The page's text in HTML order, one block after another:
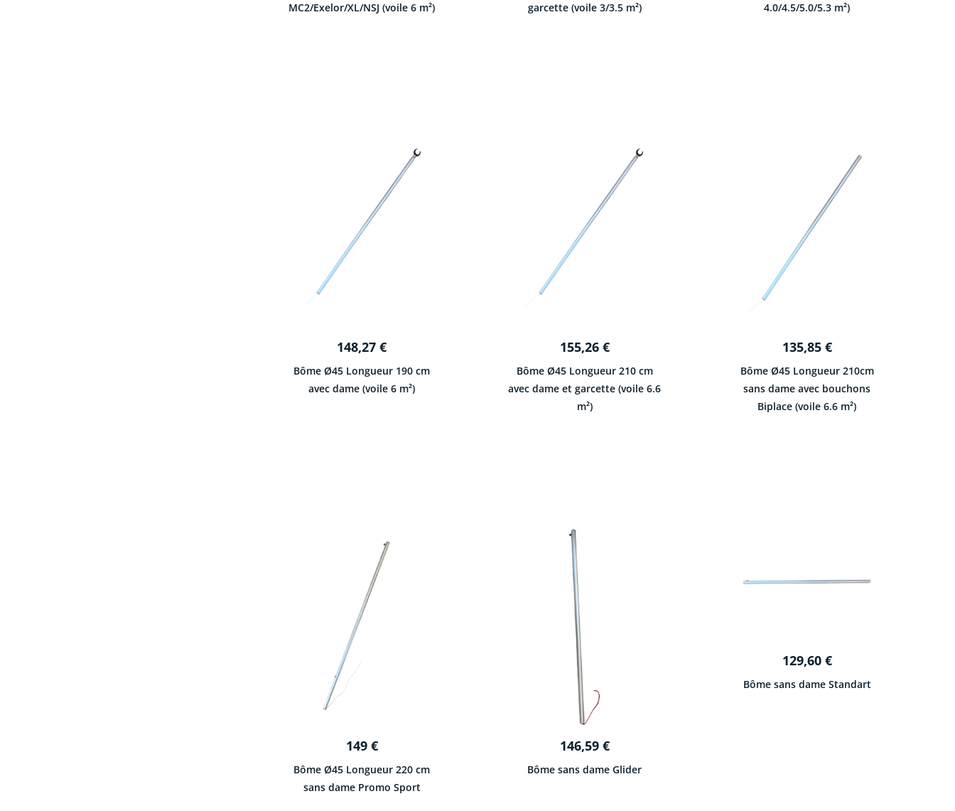
MC2/Exelor/XL/NSJ (voile 6 m²)
garcette (voile 3/3.5 m²)
4.0/4.5/5.0/5.3 m²)
148,27€
Bôme Ø45 Longueur 190 cm
avec dame (voile 6 m²)
155,26 €
Bôme Ø45 Longueur 210 cm
avec dame et garcette (voile 6.6
m²)
135,85 €
Bôme Ø45 Longueur 210cm
sans dame avec bouchons
Biplace (voile 6.6 m²)
149 €
Bôme Ø45 Longueur 220 cm
sans dame Promo Sport
146,59 €
Bôme sans dame Glider
129,60 €
Bôme sans dame Standart